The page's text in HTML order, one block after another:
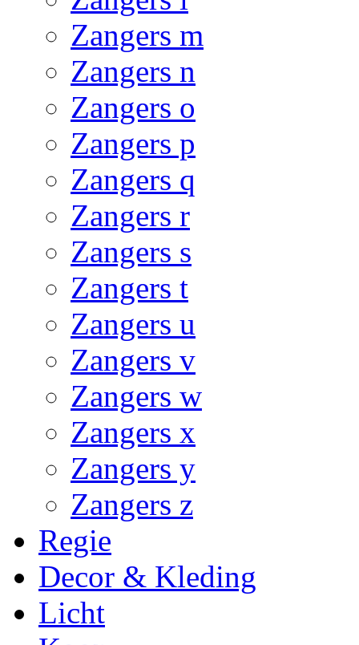
Zangers m
Zangers n
Zangers o
Zangers p
Zangers q
Zangers r
Zangers s
Zangers t
Zangers u
Zangers v
Zangers w
Zangers x
Zangers y
Zangers z
Regie
Decor & Kleding
Licht